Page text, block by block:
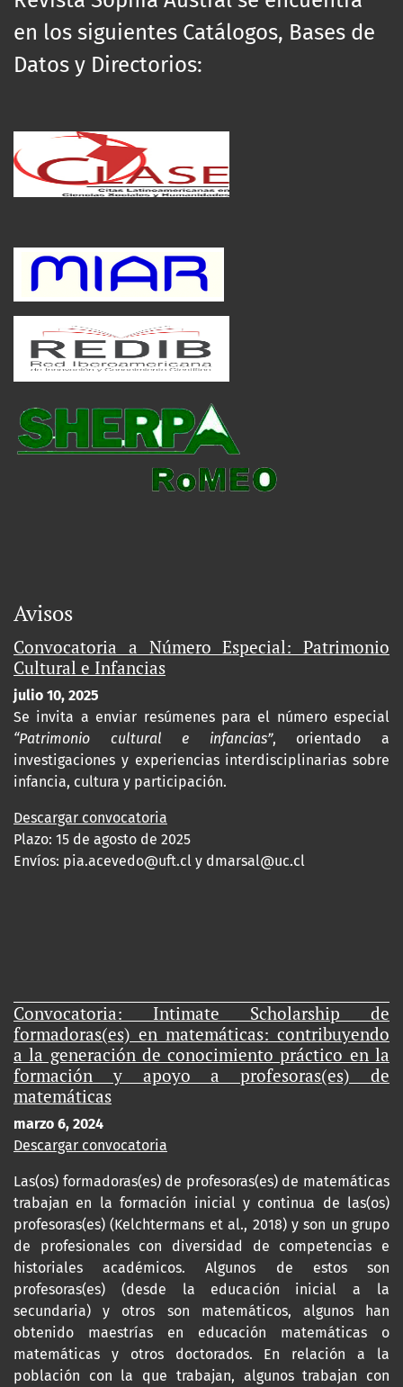
en los siguientes Catálogos, Bases de
Datos y Directorios:
Avisos
Convocatoria a Número Especial: Patrimonio
Cultural e Infancias
julio 10, 2025
Se invita a enviar resúmenes para el número especial
“Patrimonio cultural e infancias”, orientado a
investigaciones y experiencias interdisciplinarias sobre
infancia, cultura y participación.
Descargar convocatoria
Plazo: 15 de agosto de 2025
Envíos: pia.acevedo@uft.cl y dmarsal@uc.cl
Convocatoria: Intimate Scholarship de
formadoras(es) en matemáticas: contribuyendo
a la generación de conocimiento práctico en la
formación y apoyo a profesoras(es) de
matemáticas
marzo 6, 2024
Descargar convocatoria
Las(os) formadoras(es) de profesoras(es) de matemáticas
trabajan en la formación inicial y continua de las(os)
profesoras(es) (Kelchtermans et al., 2018) y son un grupo
de profesionales con diversidad de competencias e
historiales académicos. Algunos de estos son
profesoras(es) (desde la educación inicial a la
secundaria) y otros son matemáticos, algunos han
obtenido maestrías en educación matemáticas o
matemáticas y otros doctorados. En relación a la
población con la que trabajan, algunos trabajan con